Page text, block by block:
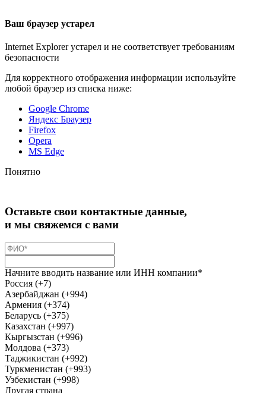
Ваш браузер устарел
Internet Explorer устарел и не соответствует требованиям
безопасности
Для корректного отображения информации используйте
любой браузер из списка ниже:
Google Chrome
Яндекс Браузер
Firefox
Opera
MS Edge
Понятно
Оставьте свои контактные данные,
и мы свяжемся с вами
Начните вводить название или ИНН компании*
Россия (+7)
Азербайджан (+994)
Армения (+374)
Беларусь (+375)
Казахстан (+997)
Кыргызстан (+996)
Молдова (+373)
Таджикистан (+992)
Туркменистан (+993)
Узбекистан (+998)
Другая страна